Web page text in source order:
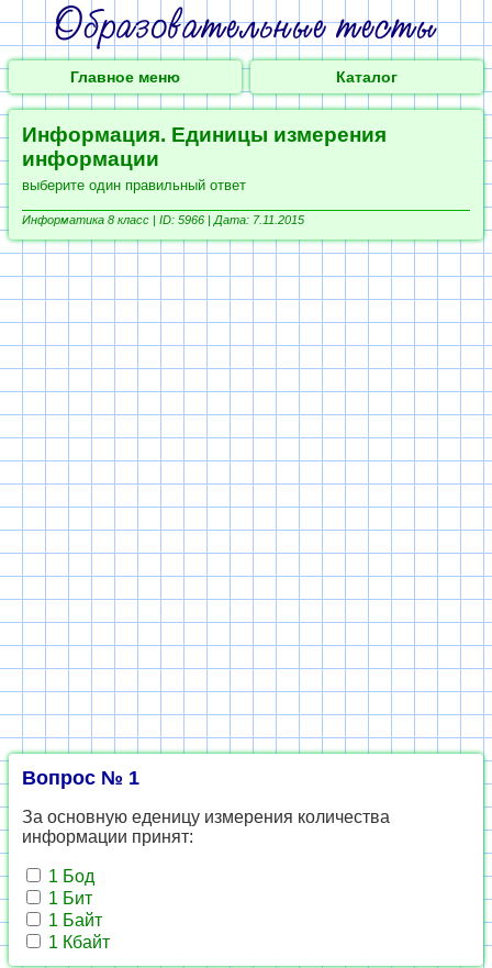
Главное меню Каталог
Информация. Единицы измерения
информации
выберите один правильный ответ
Информатика 8 класс | ID: 5966 | Дата: 7.11.2015
Вопрос № 1
За основную еденицу измерения количества
информации принят:
1 Бод
1 Бит
1 Байт
1 Кбайт